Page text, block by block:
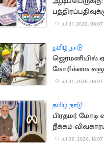
கூடுதல்
Jul 31, 2026, 08:07
தமிழ் நாடு
ஜெர்மனியில்
கோரிக்கை
Jul 31, 2026, 08:07
தமிழ் நாடு
பிரதமர் மோடி
நீக்கம்
மெட்டாவுக்கு
Jul 30, 2026, 16:07